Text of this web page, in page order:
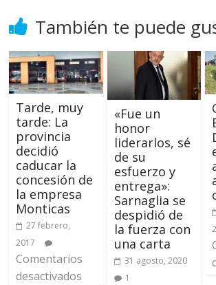
También te puede
Tarde, muy
tarde: La
provincia
decidió
caducar la
concesión de
la empresa
Monticas
27 febrero,
2017
Comentarios
desactivados
«Fue un
honor
liderarlos, sé
de su
esfuerzo y
entrega»:
Sarnaglia se
despidió de
la fuerza con
una carta
31 agosto, 2020
1